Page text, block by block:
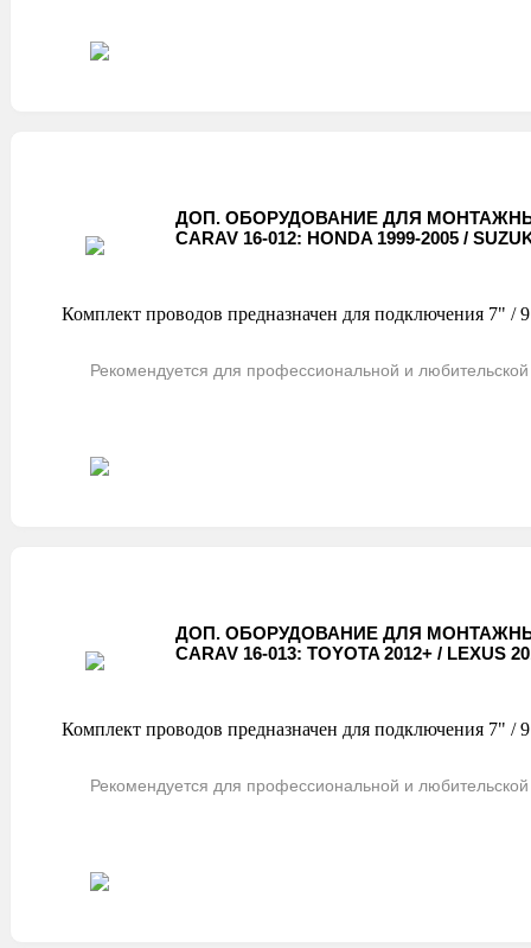
ДОП. ОБОРУДОВАНИЕ ДЛЯ
CARAV 16-012: HONDA 1999-2005 /
Комплект проводов предназначен для подключения 7"
Рекомендуется для профессиональной и
ДОП. ОБОРУДОВАНИЕ ДЛЯ
CARAV 16-013: TOYOTA 2012+ / LEXUS
Комплект проводов предназначен для подключения 7"
Рекомендуется для профессиональной и